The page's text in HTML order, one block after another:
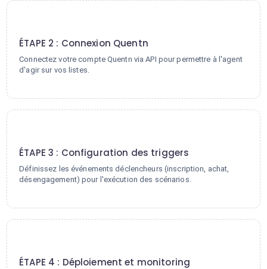
ÉTAPE 2 : Connexion Quentn
Connectez votre compte Quentn via API pour permettre à l'agent
d'agir sur vos listes.
ÉTAPE 3 : Configuration des triggers
Définissez les événements déclencheurs (inscription, achat,
désengagement) pour l'exécution des scénarios.
ÉTAPE 4 : Déploiement et monitoring